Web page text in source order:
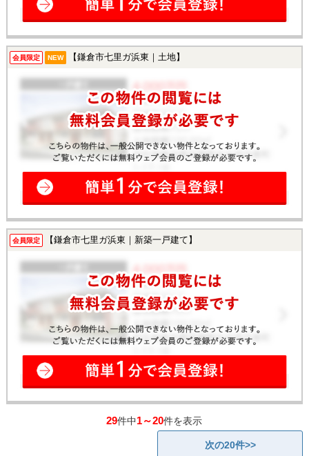
会員限定 NEW 【鎌倉市七里ガ浜東｜土地】
会員限定 【鎌倉市七里ガ浜東｜新築一戸建て】
29件中1～20件を表示
次の20件>>